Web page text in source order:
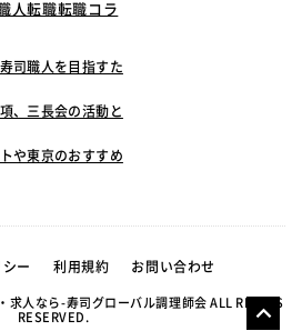
人転職転職コラ
司職人を目指すた
、三長会の活動と
や東京のおすすめ
ー 利用規約 お問い合わせ
人なら-寿司グローバル調理師会 ALL RIGHTS
RESERVED.